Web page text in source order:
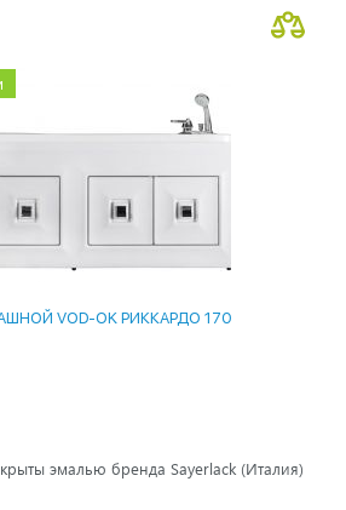
VOD-OK РИККАРДО 170
эмалью бренда Sayerlack (Италия)